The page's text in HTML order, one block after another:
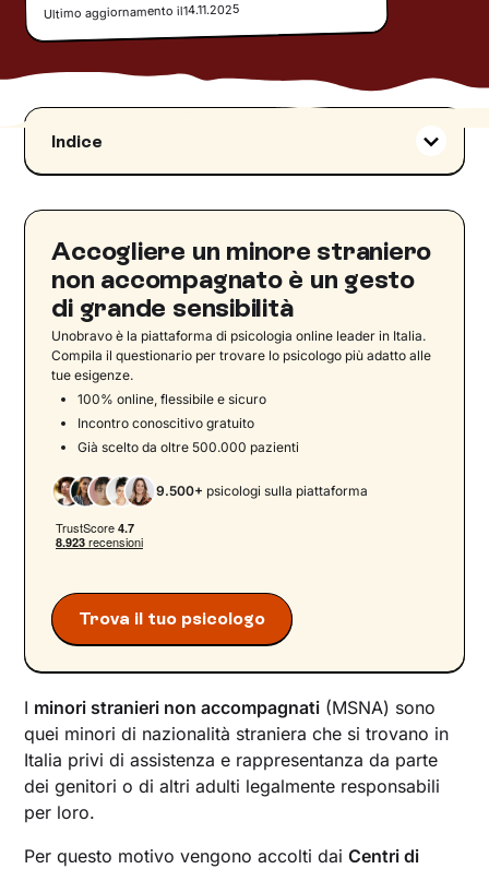
Ultimo aggiornamento il14.11.2025
Indice
La possibilità di affido familiare per i MSNA‍
Le paure dell’affidatario‍
Le paure del minore
Un po’ dentro e un po’ fuori: l’affido di
prossimità‍
Che fiorisca il cambiamento!
Le reti di supporto e le partnership per
l’affido di minori stranieri non accompagnati
Come funziona l’affido familiare per i minori
stranieri non accompagnati: procedure e
supporti
Il quadro normativo e i dati attuali sull’affido
dei minori stranieri non accompagnati
Sostenere il cambiamento: puoi partire da te,
Accogliere un minore straniero
non accompagnato è un gesto
di grande sensibilità
Unobravo è la piattaforma di psicologia online leader in Italia.
Compila il questionario per trovare lo psicologo più adatto alle
tue esigenze.
Trova il tuo psicologo
100% online, flessibile e sicuro
Incontro conoscitivo gratuito
Già scelto da oltre 500.000 pazienti
9.500+ psicologi sulla piattaforma
I minori stranieri non accompagnati (MSNA) sono
quei minori di nazionalità straniera che si trovano in
Italia privi di assistenza e rappresentanza da parte
dei genitori o di altri adulti legalmente responsabili
per loro.
Per questo motivo vengono accolti daiCentri di